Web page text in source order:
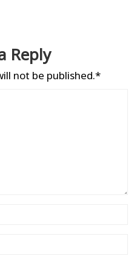
Reply
not be published.*